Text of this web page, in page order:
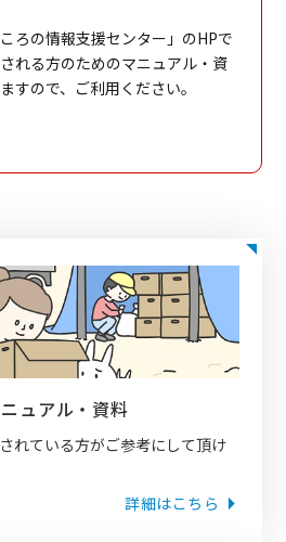
ろの情報支援センター」のHPで
れる方のためのマニュアル・資
すので、ご利用ください。
ュアル・資料
れている方がご参考にして頂け
詳細はこちら